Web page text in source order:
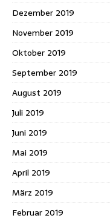
Dezember 2019
November 2019
Oktober 2019
September 2019
August 2019
Juli 2019
Juni 2019
Mai 2019
April 2019
März 2019
Februar 2019